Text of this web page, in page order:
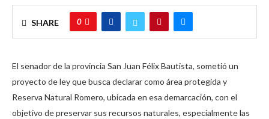
SHARE 0
El senador de la provincia San Juan Félix Bautista, sometió un
proyecto de ley que busca declarar como área protegida y
Reserva Natural Romero, ubicada en esa demarcación, con el
objetivo de preservar sus recursos naturales, especialmente las